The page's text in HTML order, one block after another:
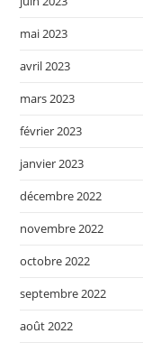
mai 2023
avril 2023
mars 2023
février 2023
janvier 2023
décembre 2022
novembre 2022
octobre 2022
septembre 2022
août 2022